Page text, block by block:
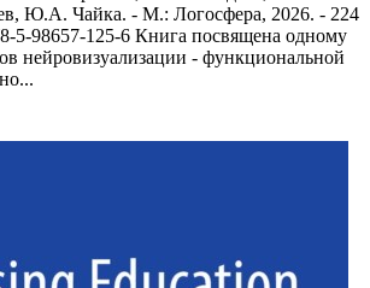
Ю.А. Чайка. - М.: Логосфера, 2026. - 224
5-98657-125-6 Книга посвящена одному
нейровизуализации - функциональной